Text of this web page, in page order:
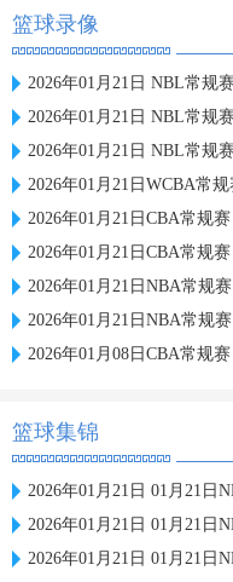
篮球录像
2026年01月21日 NBL常规
2026年01月21日 NBL常规
2026年01月21日 NBL常规
2026年01月21日WCBA常
2026年01月21日CBA常规
2026年01月21日CBA常规
2026年01月21日NBA常规
2026年01月21日NBA常规
2026年01月08日CBA常规
篮球集锦
2026年01月21日 01月21日
2026年01月21日 01月21日NBL
2026年01月21日 01月21日NBL